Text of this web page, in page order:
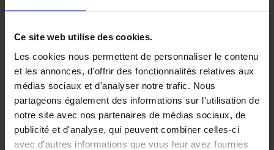
Ce site web utilise des cookies.
Les cookies nous permettent de personnaliser le contenu
et les annonces, d'offrir des fonctionnalités relatives aux
médias sociaux et d'analyser notre trafic. Nous
partageons également des informations sur l'utilisation de
notre site avec nos partenaires de médias sociaux, de
publicité et d'analyse, qui peuvent combiner celles-ci
avec d'autres informations que vous leur avez fournies
Building Bonds = Building
Business
Jochen Roef Jozefien De Feyter
Carolien Boom
Couverture souple
2025 200
€29,99